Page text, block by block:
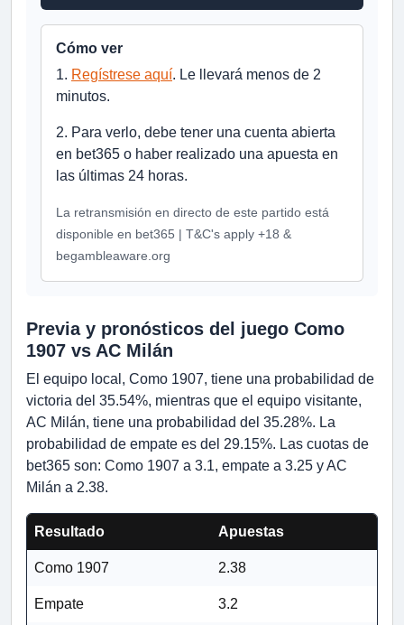
Cómo ver
1. Regístrese aquí. Le llevará menos de 2
minutos.
2. Para verlo, debe tener una cuenta abierta
en bet365 o haber realizado una apuesta en
las últimas 24 horas.
La retransmisión en directo de este partido está
disponible en bet365 | T&C's apply +18 &
begambleaware.org
Previa y pronósticos del juego Como
1907 vs AC Milán
El equipo local, Como 1907, tiene una probabilidad de
victoria del 35.54%, mientras que el equipo visitante,
AC Milán, tiene una probabilidad del 35.28%. La
probabilidad de empate es del 29.15%. Las cuotas de
bet365 son: Como 1907 a 3.1, empate a 3.25 y AC
Milán a 2.38.
Resultado Apuestas
Como 1907 2.38
Empate 3.2